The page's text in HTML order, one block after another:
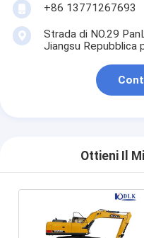
+86 13771267693
Strada di NO.29
Jiangsu Repubblica
Ottieni Il